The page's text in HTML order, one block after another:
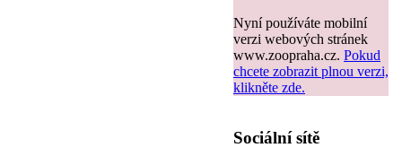
Nyní používáte mobilní
verzi webových stránek
www.zoopraha.cz. Pokud
chcete zobrazit plnou verzi,
klikněte zde.
Sociální sítě